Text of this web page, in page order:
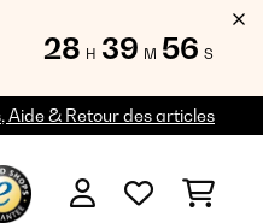
28 H 39 M 54 S
Aide & Retour des articles